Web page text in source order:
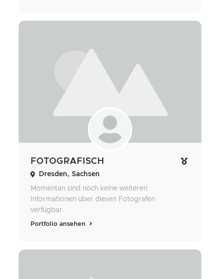
FOTOGRAFISCH
Dresden, Sachsen
Momentan sind noch keine weiteren
Informationen über diesen Fotografen
verfügbar.
Portfolio ansehen